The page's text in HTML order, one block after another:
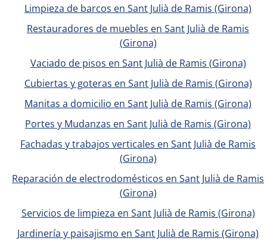
Limpieza de barcos en Sant Julià de Ramis (Girona)
Restauradores de muebles en Sant Julià de Ramis
(Girona)
Vaciado de pisos en Sant Julià de Ramis (Girona)
Cubiertas y goteras en Sant Julià de Ramis (Girona)
Manitas a domicilio en Sant Julià de Ramis (Girona)
Portes y Mudanzas en Sant Julià de Ramis (Girona)
Fachadas y trabajos verticales en Sant Julià de Ramis
(Girona)
Reparación de electrodomésticos en Sant Julià de Ramis
(Girona)
Servicios de limpieza en Sant Julià de Ramis (Girona)
Jardinería y paisajismo en Sant Julià de Ramis (Girona)